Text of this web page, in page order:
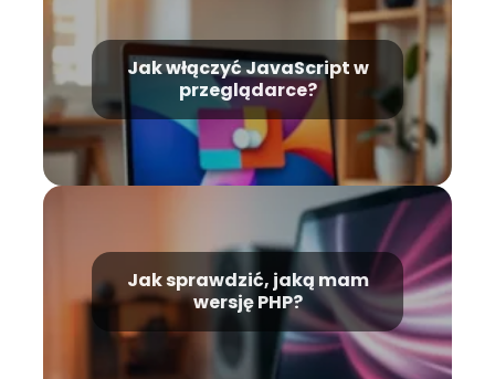
Jak włączyć JavaScript w
przeglądarce?
Jak sprawdzić, jaką mam
wersję PHP?